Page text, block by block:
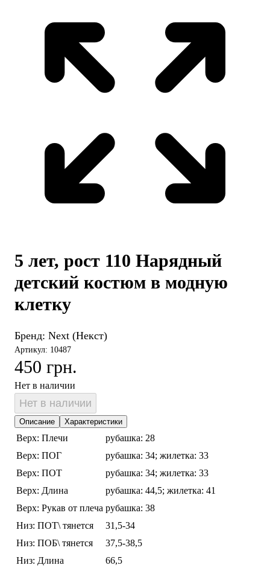
5 лет, рост 110 Нарядный
детский костюм в модную
клетку
Бренд: Next (Некст)
Артикул: 10487
450 грн.
Нет в наличии
Нет в наличии
Описание Характеристики
Верх: Плечи
рубашка: 28
Верх: ПОГ
рубашка: 34; жилетка: 33
Верх: ПОТ
рубашка: 34; жилетка: 33
Верх: Длина
рубашка: 44,5; жилетка: 41
Верх: Рукав от плеча рубашка: 38
Низ: ПОТ\ тянется
31,5-34
Низ: ПОБ\ тянется
37,5-38,5
Низ: Длина
66,5